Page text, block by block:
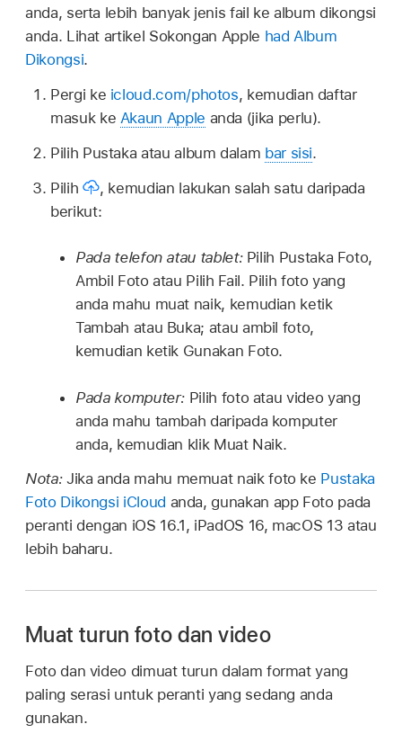
anda, serta lebih banyak jenis fail ke album dikongsi
anda. Lihat artikel Sokongan Apple had Album
Dikongsi.
Pergi ke icloud.com/photos, kemudian daftar
masuk ke Akaun Apple anda (jika perlu).
Pilih Pustaka atau album dalam bar sisi.
Pilih
, kemudian lakukan salah satu daripada
berikut:
Pada telefon atau tablet:Pilih Pustaka Foto,
Ambil Foto atau Pilih Fail. Pilih foto yang
anda mahu muat naik, kemudian ketik
Tambah atau Buka; atau ambil foto,
kemudian ketik Gunakan Foto.
Pada komputer: Pilih foto atau video yang
anda mahu tambah daripada komputer
anda, kemudian klik Muat Naik.
Nota: Jika anda mahu memuat naik foto ke Pustaka
Foto Dikongsi iCloud anda, gunakan app Foto pada
peranti dengan iOS 16.1, iPadOS 16, macOS 13 atau
lebih baharu.
Muat turun foto dan video
Foto dan video dimuat turun dalam format yang
paling serasi untuk peranti yang sedang anda
gunakan.